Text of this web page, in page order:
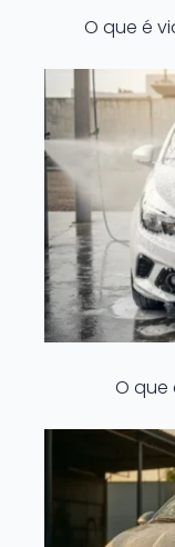
O que é
O que